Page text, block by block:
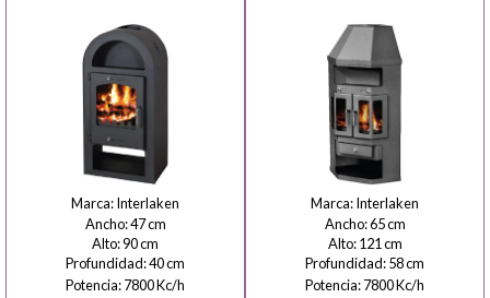
Interlaken
47
90
40
7800
Interlaken
65
121
58
7800